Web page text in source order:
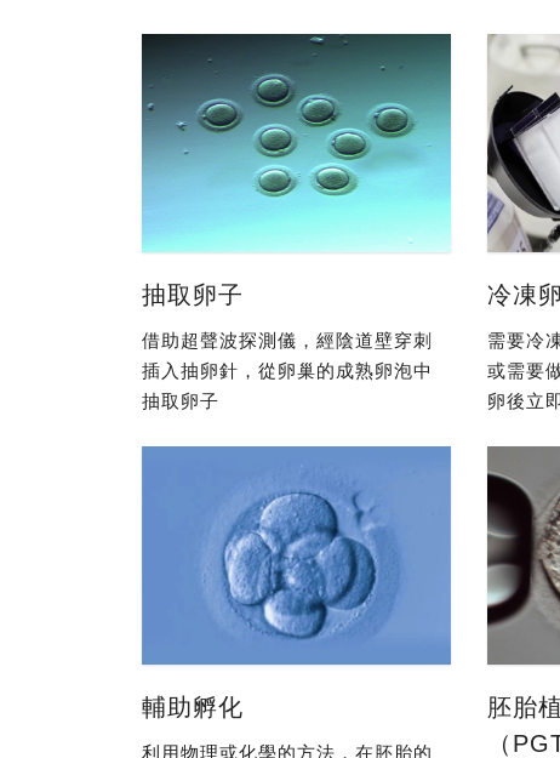
抽取卵子
借助超聲波探測儀，經陰道壁穿刺
插入抽卵針，從卵巢的成熟卵泡中
抽取卵子
冷凍
需要冷
或需要
卵後立
輔助孵化
利用物理或化學的方法，在胚胎的
胚胎
（